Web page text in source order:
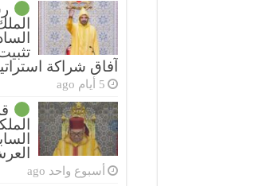
آفاق شراكة
5 أيام ago
أسبوع واحد ago